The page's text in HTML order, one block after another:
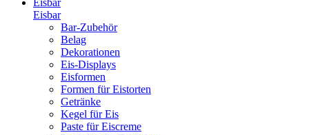
Eisbar
Eisbar
Bar-Zubehör
Belag
Dekorationen
Eis-Displays
Eisformen
Formen für Eistorten
Getränke
Kegel für Eis
Paste für Eiscreme